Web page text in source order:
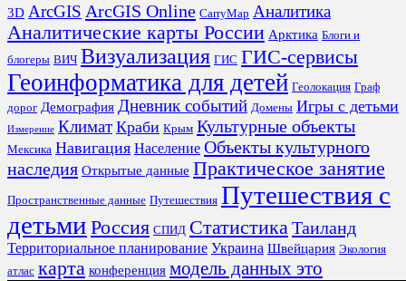
3D ArcGIS ArcGIS Online CarryMap Аналитика
Аналитические карты России Арктика Блоги и
блогеры ВИЧ Визуализация ГИС ГИС-сервисы
Геоинформатика для детей Геолокация Граф
дорог Демография Дневник событий Домены Игры с детьми
Измерение Климат Краби Крым Культурные объекты
Мексика Навигация Население Объекты культурного
наследия Открытые данные Практическое занятие
Пространственные данные Путешествия Путешествия с
детьми Россия СПИД СтатистикаТаиланд
Территориальное планирование Украина Швейцария Экология
атлас карта конференция модель данных это